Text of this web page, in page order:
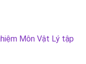
Môn Vật Lý tập